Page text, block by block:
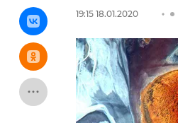
19:15 18.01.2020